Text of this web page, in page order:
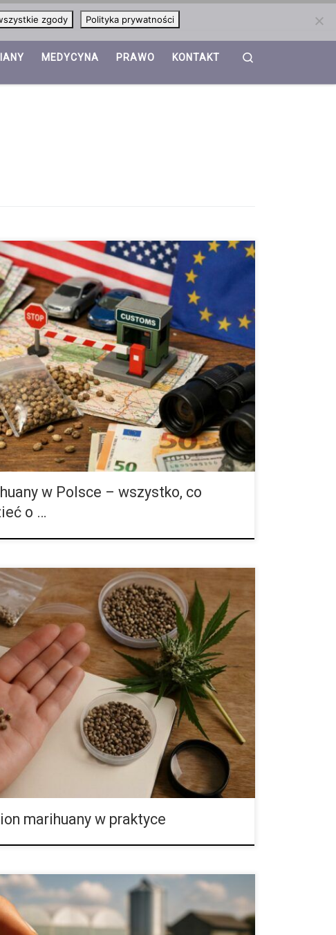
MEDYCYNA PRAWO KONTAKT
marihuany Legalność nasion marihuany to temat, który
i liczne błędne interpretacje. Dla jednych
kolekcjonerskim, dla innych symbolem szerszej
innych zagadnieniem prawnym, którego lepiej nie
przepisów. Problem polega na tym, że wiele
kwestii: posiadanie nasion, uprawę roślin,
w Polsce – wszystko, co
o …
automatyczne nasiona konopi – szczegółowy poradnik i
typów nasion Dzisiejszy rynek nasion konopi
rozwijający się i pełen zróżnicowanych
dopiero zaczynające przygodę z tym tematem bardzo
„nasiona konopi” obejmuje wiele odmiennych
Do najważniejszych grup zalicza się przede wszystkim
regularne oraz nasiona automatyczne, znane również
[…]
marihuany w praktyce
zgody Polityka prywatności